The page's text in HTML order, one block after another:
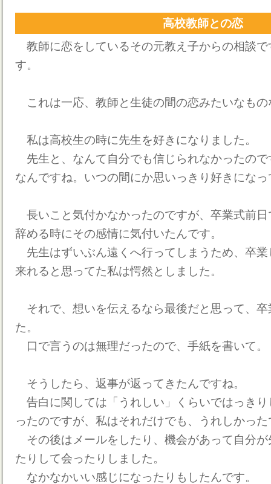
高校教師との恋
教師に恋をしているその元教え子からの相談で
す。
これは一応、教師と生徒の間の恋みたいなも
私は高校生の時に先生を好きになりました。
先生と、なんて自分でも信じられなかったの
なんですね。いつの間にか思いっきり好きにな
長いこと気付かなかったのですが、卒業式前
辞める時にその感情に気付いたんです。
先生はずいぶん遠くへ行ってしまうため、卒
来れると思ってた私は愕然としました。
それで、想いを伝えるなら最後だと思って、
た。
口で言うのは無理だったので、手紙を書いて。
そうしたら、返事が返ってきたんですね。
告白に関しては「うれしい」くらいではっき
ったのですが、私はそれだけでも、うれしかった
その後はメールをしたり、機会があって自分
たりして会ったりしました。
なかなかいい感じになったりもしたんです。